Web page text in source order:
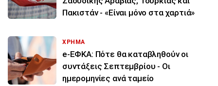
Πακιστάν - «Είναι μόνο στα χαρτιά»
ΧΡΗΜΑ
e-ΕΦΚΑ: Πότε θα καταβληθούν οι
συντάξεις Σεπτεμβρίου - Οι
ημερομηνίες ανά ταμείο